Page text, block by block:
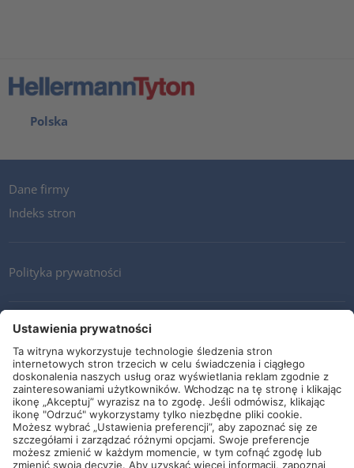
Polska
Dane firmy
Indeks stron
Polityka prywatności
Kontakt
Newsletter
Ogólne warunki i dostawy